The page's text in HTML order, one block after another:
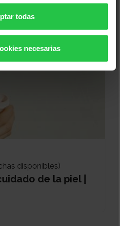
todas
necesarias
disponibles)
de la piel |